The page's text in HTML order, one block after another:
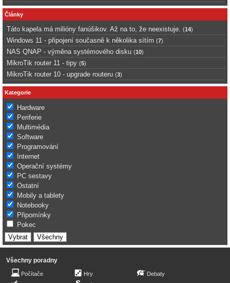
Články
Táto kapela má milióny fanúšikov. Až na to, že neexistuje. (14)
Windows 11 - připojení současně k několika sítím (7)
NAS QNAP - výměna systémového disku (10)
MikroTik router 11 - tipy (5)
MikroTik router 10 - upgrade routeru (3)
Kategorie
Hardware
Periferie
Multimédia
Software
Programování
Internet
Operační systémy
PC sestavy
Ostatní
Mobily a tablety
Notebooky
Připomínky
Pokec
Všechny poradny
Počítače
Hry
Debaty